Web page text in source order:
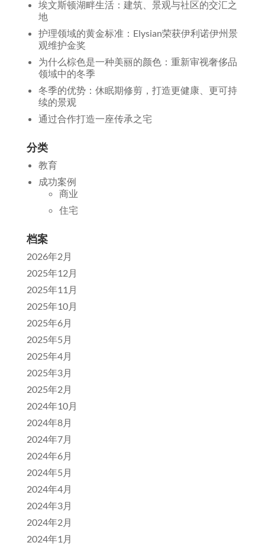
埃文斯顿湖畔生活：建筑、景观与社区的交汇之
地
护理领域的黄金标准：Elysian荣获伊利诺伊州景
观维护金奖
为什么棕色是一种美丽的颜色：重新审视奢侈品
领域中的冬季
冬季的优势：休眠期修剪，打造更健康、更可持
续的景观
通过合作打造一座传承之宅
分类
教育
成功案例
商业
住宅
档案
2026年2月
2025年12月
2025年11月
2025年10月
2025年6月
2025年5月
2025年4月
2025年3月
2025年2月
2024年10月
2024年8月
2024年7月
2024年6月
2024年5月
2024年4月
2024年3月
2024年2月
2024年1月